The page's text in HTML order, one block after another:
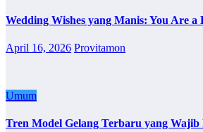
Wedding Wishes yang Manis: You Are a
April 16, 2026 Provitamon
Umum
Tren Model Gelang Terbaru yang